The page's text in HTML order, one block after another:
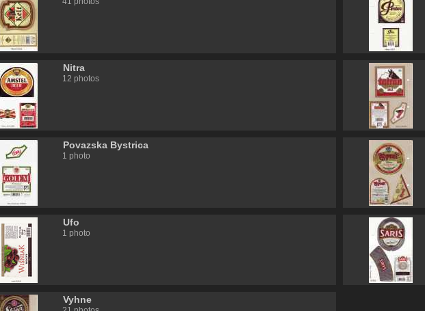
Nitra
12 photos
Povazska Bystrica
1 photo
Ufo
1 photo
Vyhne